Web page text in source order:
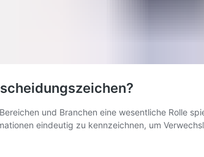
und Branchen eine wesentliche Rolle
eindeutig zu kennzeichnen, um